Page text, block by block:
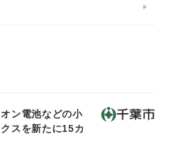
ン電池などの小
スを新たに15カ